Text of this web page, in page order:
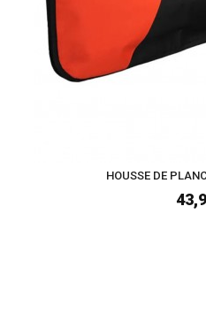
HOUSSE DE